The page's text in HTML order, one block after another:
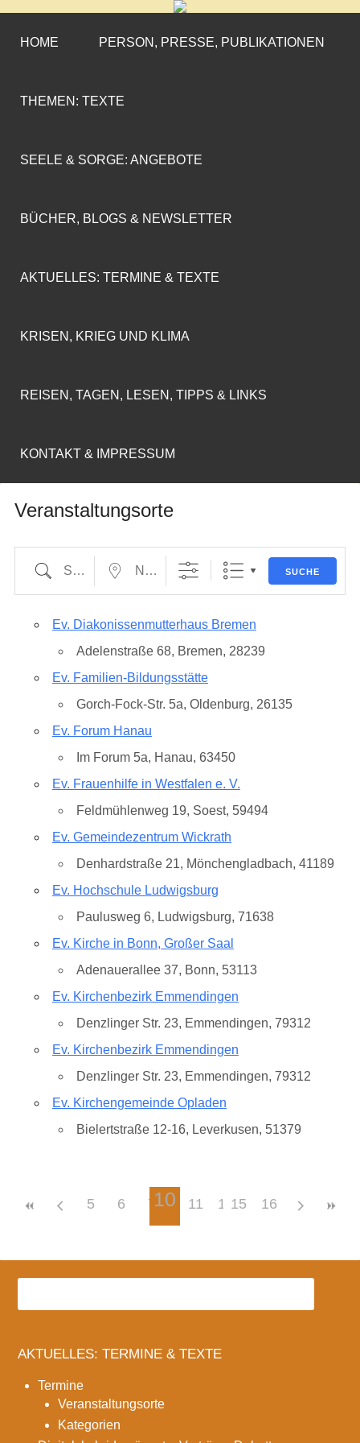
CORNELIA COENEN-
MARX
»ENGAGEMENT MIT PROFIL«
HOME PERSON, PRESSE, PUBLIKATIONEN
THEMEN: TEXTE
SEELE & SORGE: ANGEBOTE
BÜCHER, BLOGS & NEWSLETTER
AKTUELLES: TERMINE & TEXTE
KRISEN, KRIEG UND KLIMA
REISEN, TAGEN, LESEN, TIPPS & LINKS
KONTAKT & IMPRESSUM
Veranstaltungsorte
Suche Nahe... SUCHE
Ev. Diakonissenmutterhaus Bremen
Adelenstraße 68, Bremen, 28239
Ev. Familien-Bildungsstätte
Gorch-Fock-Str. 5a, Oldenburg, 26135
Ev. Forum Hanau
Im Forum 5a, Hanau, 63450
Ev. Frauenhilfe in Westfalen e. V.
Feldmühlenweg 19, Soest, 59494
Ev. Gemeindezentrum Wickrath
Denhardstraße 21, Mönchengladbach, 41189
Ev. Hochschule Ludwigsburg
Paulusweg 6, Ludwigsburg, 71638
Ev. Kirche in Bonn, Großer Saal
Adenauerallee 37, Bonn, 53113
Ev. Kirchenbezirk Emmendingen
Denzlinger Str. 23, Emmendingen, 79312
Ev. Kirchenbezirk Emmendingen
Denzlinger Str. 23, Emmendingen, 79312
Ev. Kirchengemeinde Opladen
Bielertstraße 12-16, Leverkusen, 51379
5 6 710 11 12 13
15 16
AKTUELLES: TERMINE & TEXTE
Termine
Veranstaltungsorte
Kategorien